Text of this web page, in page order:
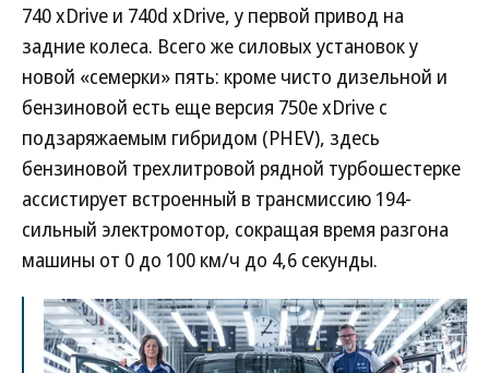
740 xDrive и 740d xDrive, у первой привод на
задние колеса. Всего же силовых установок у
новой «семерки» пять: кроме чисто дизельной и
бензиновой есть еще версия 750e xDrive с
подзаряжаемым гибридом (PHEV), здесь
бензиновой трехлитровой рядной турбошестерке
ассистирует встроенный в трансмиссию 194-
сильный электромотор, сокращая время разгона
машины от 0 до 100 км/ч до 4,6 секунды.